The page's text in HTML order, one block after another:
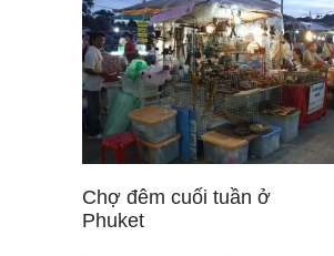
Chợ đêm cuối tuần ở
Phuket